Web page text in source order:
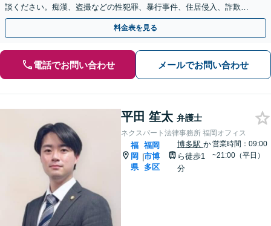
談ください。痴漢、盗撮などの性犯罪、暴行事件、住居侵入、詐欺、
少年事件【赤坂駅3分】【夜間・休日相談OK】
料金表を見る
電話でお問い合わせ メールでお問い合わせ
平田 笙太 弁護士
ネクスパート法律事務所 福岡オフィス
福
岡
県
|
福岡
市博
多区
博多駅 か
ら徒歩1
分
営業時間：09:00
~21:00（平日）